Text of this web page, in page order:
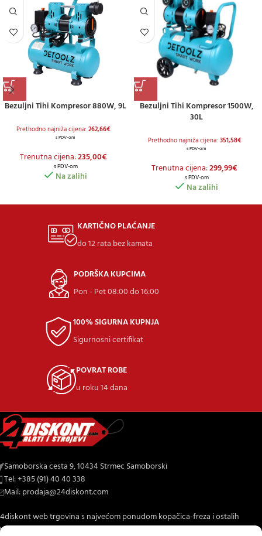
Bezuljni Tihi Kompresor 880W, 9L
Prethodno najniža cijena: 262,66€
s PDV-om
Trenutna cijena:235,00€
s PDV-om
Na zalihi
Bezuljni Tihi Kompresor 1500W,
30L
Prethodno najniža cijena: 351,58€
s PDV-om
Trenutna cijena:299,99€
s PDV-om
Na zalihi
KARTIČNO PLAĆANJE
do 12 rata bez kamata
PODRŠKA KUPCIMA
Pon - Pet 08:00 do 16:00
100% SIGURNA KUPNJA
Sigurnosni certifikat
POVRAT ROBE
u roku 14 dana
Samoborska cesta 9, 10434 Strmec Samoborski
Tel: +385 (91) 40 40 338
Mail: prodaja@24diskont.com
web trgovina s najvećom ponudom kopačica-freza i ostalih
za dom i vrt.